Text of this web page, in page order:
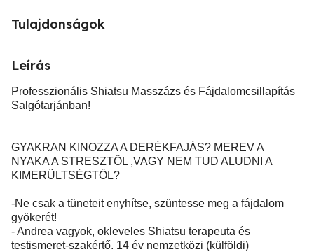
Tulajdonságok
Leírás
Professzionális Shiatsu Masszázs és Fájdalomcsillapítás
Salgótarjánban!
GYAKRAN KINOZZA A DERÉKFAJÁS? MEREV A
NYAKA A STRESZTŐL ,VAGY NEM TUD ALUDNI A
KIMERÜLTSÉGTŐL?
-Ne csak a tüneteit enyhítse, szüntesse meg a fájdalom
gyökerét!
- Andrea vagyok, okleveles Shiatsu terapeuta és
testismeret-szakértő. 14 év nemzetközi (külföldi)